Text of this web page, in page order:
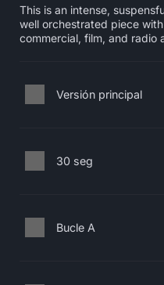
This is an intense,
well orchestrated piece
commercial, film, and radio
Versión principal
30 seg
Bucle A